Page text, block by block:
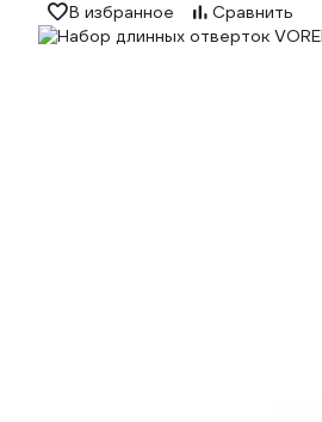
В избранное
Сравнить